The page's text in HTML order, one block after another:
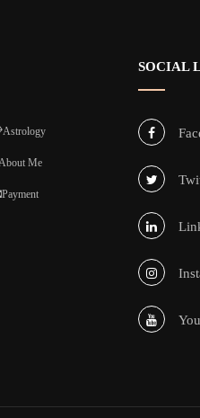
Astrology
Me
Payment
SOCIAL